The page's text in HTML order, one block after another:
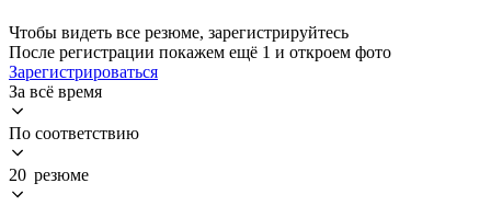
Чтобы видеть все резюме, зарегистрируйтесь
После регистрации покажем ещё 1 и откроем фото
Зарегистрироваться
За всё время
По соответствию
20 резюме